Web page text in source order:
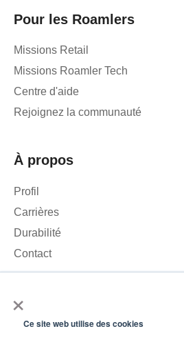
×
Ce site web utilise des cookies
Nous utilisons des cookies pour
web et améliorer votre expérience. En
Pour les Roamlers
Missions Retail
Missions Roamler Tech
Centre d'aide
Rejoignez la communauté
À propos
Profil
Carrières
Durabilité
Contact